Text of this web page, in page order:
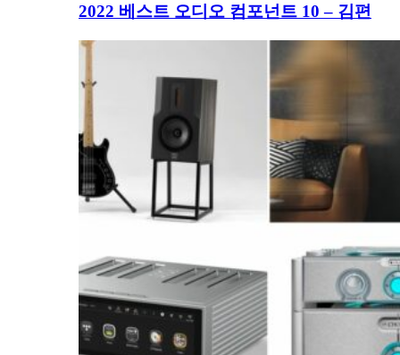
2022 베스트 오디오 컴포넌트 10 – 김편